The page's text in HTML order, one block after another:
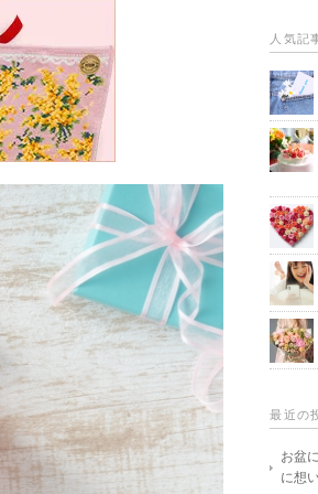
人気記
最近の
お盆
に想